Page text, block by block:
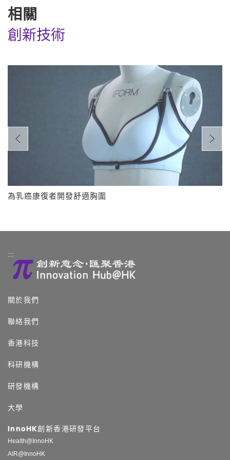
相關
創新技術
為乳癌康復者開發舒適胸圍
:::
關於我們
聯絡我們
香港科技
科研機構
研發機構
大學
InnoHK創新香港研發平台
Health@InnoHK
AIR@InnoHK